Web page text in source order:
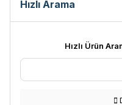
Hızlı Arama
Hızlı Ürün